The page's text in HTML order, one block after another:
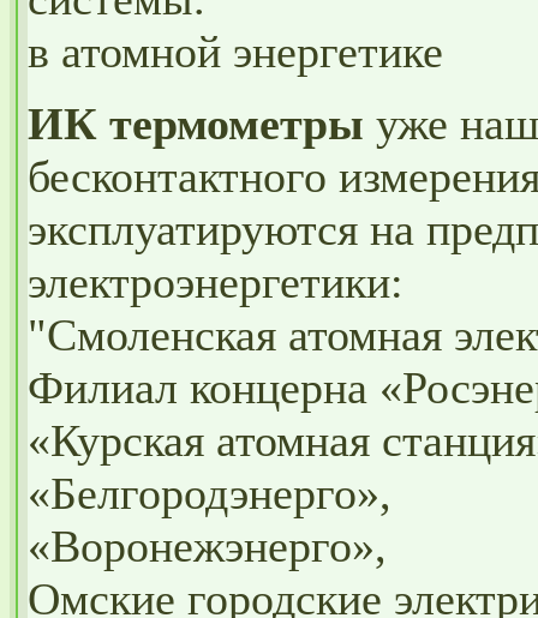
в атомной энергетике
ИК термометры уже
бесконтактного
эксплуатируются на
электроэнергетики:
"Смоленская атомная
Филиал концерна
«Курская атомная
«Белгородэнерго»,
«Воронежэнерго»,
Омские городские